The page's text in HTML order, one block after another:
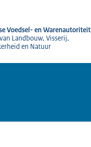
Voedsel- en Warenautoriteit
Landbouw, Visserij,
en Natuur